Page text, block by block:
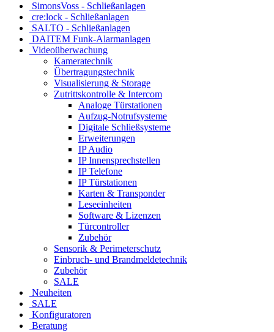
SimonsVoss - Schließanlagen
cre:lock - Schließanlagen
SALTO - Schließanlagen
DAITEM Funk-Alarmanlagen
Videoüberwachung
Kameratechnik
Übertragungstechnik
Visualisierung & Storage
Zutrittskontrolle & Intercom
Analoge Türstationen
Aufzug-Notrufsysteme
Digitale Schließsysteme
Erweiterungen
IP Audio
IP Innensprechstellen
IP Telefone
IP Türstationen
Karten & Transponder
Leseeinheiten
Software & Lizenzen
Türcontroller
Zubehör
Sensorik & Perimeterschutz
Einbruch- und Brandmeldetechnik
Zubehör
SALE
Neuheiten
SALE
Konfiguratoren
Beratung